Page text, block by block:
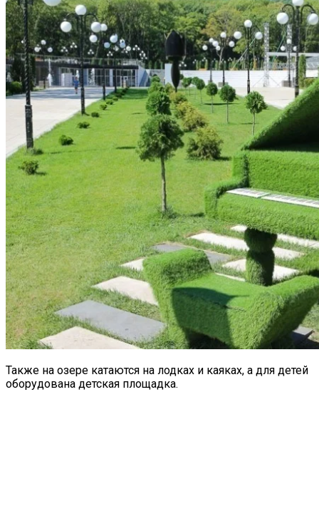
Также на озере катаются на лодках и каяках, а для детей
оборудована детская площадка.